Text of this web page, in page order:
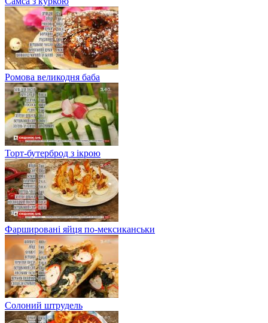
Ромова великодня баба
Торт-бутерброд з ікрою
Фаршировані яйця по-мексиканськи
Солоний штрудель